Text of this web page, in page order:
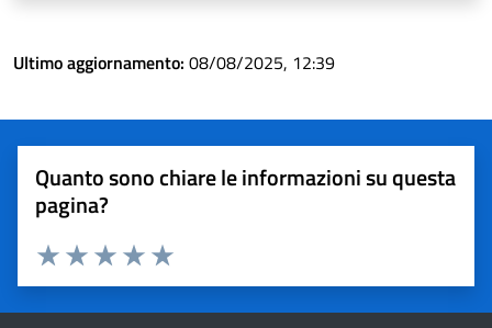
Ultimo aggiornamento: 08/08/2025, 12:39
Quanto sono chiare le informazioni su questa
pagina?
Valuta 5 stelle su 5
Valuta 4 stelle su 5
Valuta 3 stelle su 5
Valuta 2 stelle su 5
Valuta 1 stelle su 5